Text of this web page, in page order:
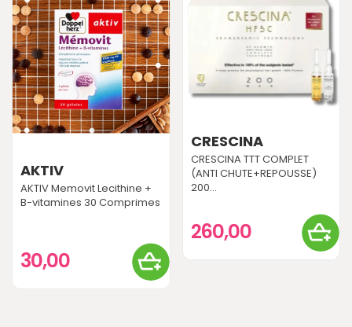
AKTIV
AKTIV Memovit Lecithine +
B-vitamines 30 Comprimes
30,00
CRESCINA
CRESCINA TTT COMPLET
(ANTI CHUTE+REPOUSSE)
200...
260,00